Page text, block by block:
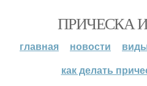
ПРИЧЕСКА
главная новости
как делать